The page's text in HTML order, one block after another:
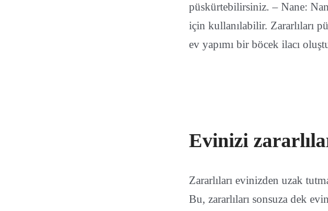
püskürtebilirsiniz. – Nane:
için kullanılabilir. Zararlıları
ev yapımı bir böcek ilacı
Evinizi
Zararlıları evinizden uzak
Bu, zararlıları sonsuza dek